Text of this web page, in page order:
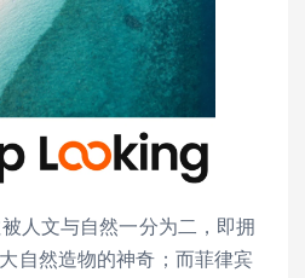
人文与自然一分为二，即拥
自然造物的神奇；而菲律宾